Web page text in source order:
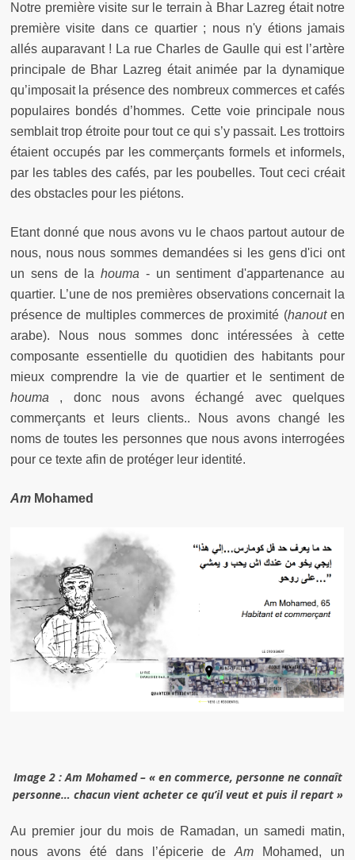
Notre première visite sur le terrain à Bhar Lazreg était notre
première visite dans ce quartier ; nous n'y étions jamais
allés auparavant ! La rue Charles de Gaulle qui est l’artère
principale de Bhar Lazreg était animée par la dynamique
qu’imposait la présence des nombreux commerces et cafés
populaires bondés d’hommes. Cette voie principale nous
semblait trop étroite pour tout ce qui s’y passait. Les trottoirs
étaient occupés par les commerçants formels et informels,
par les tables des cafés, par les poubelles. Tout ceci créait
des obstacles pour les piétons.
Etant donné que nous avons vu le chaos partout autour de
nous, nous nous sommes demandées si les gens d'ici ont
un sens de lahouma - un sentiment d'appartenance au
quartier. L’une de nos premières observations concernait la
présence de multiples commerces de proximité (hanouten
arabe). Nous nous sommes donc intéressées à cette
composante essentielle du quotidien des habitants pour
mieux comprendre la vie de quartier et le sentiment de
houma , donc nous avons échangé avec quelques
commerçants et leurs clients.. Nous avons changé les
noms de toutes les personnes que nous avons interrogées
pour ce texte afin de protéger leur identité.
Am Mohamed
Image 2 : Am Mohamed – « en commerce, personne ne connaît
personne… chacun vient acheter ce qu’il veut et puis il repart »
Au premier jour du mois de Ramadan, un samedi matin,
nous avons été dans l’épicerie deAm Mohamed, un